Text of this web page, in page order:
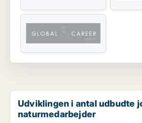
Udviklingen i antal udbudte
naturmedarbejder